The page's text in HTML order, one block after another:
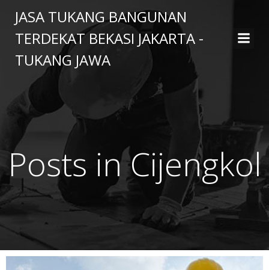
to
content
JASA TUKANG BANGUNAN
TERDEKAT BEKASI JAKARTA -
TUKANG JAWA
Posts in Cijengkol